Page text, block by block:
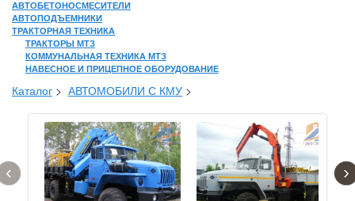
АВТОБЕТОНОСМЕСИТЕЛИ
АВТОПОДЪЕМНИКИ
ТРАКТОРНАЯ ТЕХНИКА
ТРАКТОРЫ МТЗ
КОММУНАЛЬНАЯ ТЕХНИКА МТЗ
НАВЕСНОЕ И ПРИЦЕПНОЕ ОБОРУДОВАНИЕ
Каталог > АВТОМОБИЛИ С КМУ >
‹ ›